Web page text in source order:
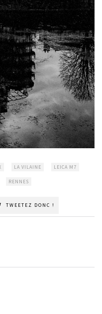
LA VILAINE LEICA M7
RENNES
TWEETEZ DONC !